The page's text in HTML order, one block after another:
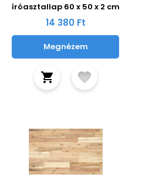
íróasztallap 60 x 50 x 2 cm
14 380 Ft
Megnézem